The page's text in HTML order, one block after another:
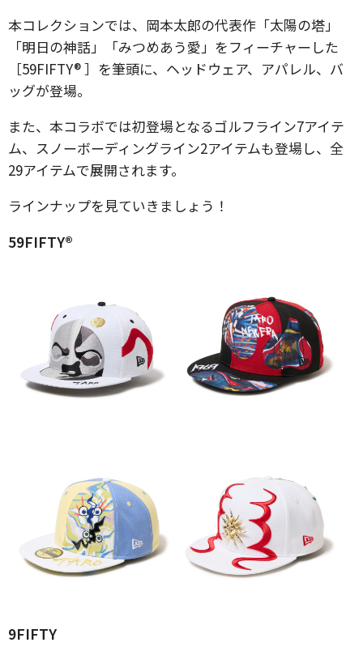
本コレクションでは、岡本太郎の代表作「太陽の塔」
「明日の神話」「みつめあう愛」をフィーチャーした
［59FIFTY® ］を筆頭に、ヘッドウェア、アパレル、バ
ッグが登場。
また、本コラボでは初登場となるゴルフライン7アイテ
ム、スノーボーディングライン2アイテムも登場し、全
29アイテムで展開されます。
ラインナップを見ていきましょう！
59FIFTY®
9FIFTY